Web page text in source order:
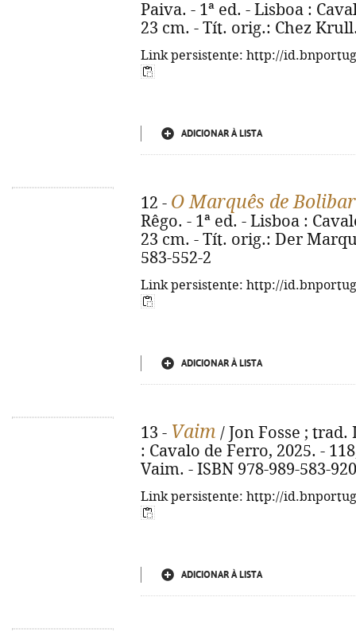
Paiva. - 1ª ed. - Lisboa :
23 cm. - Tít. orig.: Chez
Link persistente: http://
ADICIONAR À LISTA
12 - O Marquês de Bolibar
Rêgo. - 1ª ed. - Lisboa :
23 cm. - Tít. orig.: Der
583-552-2
Link persistente: http://
ADICIONAR À LISTA
13 - Vaim / Jon Fosse ;
: Cavalo de Ferro, 2025. -
Vaim. - ISBN 978-989-583-
Link persistente: http://
ADICIONAR À LISTA